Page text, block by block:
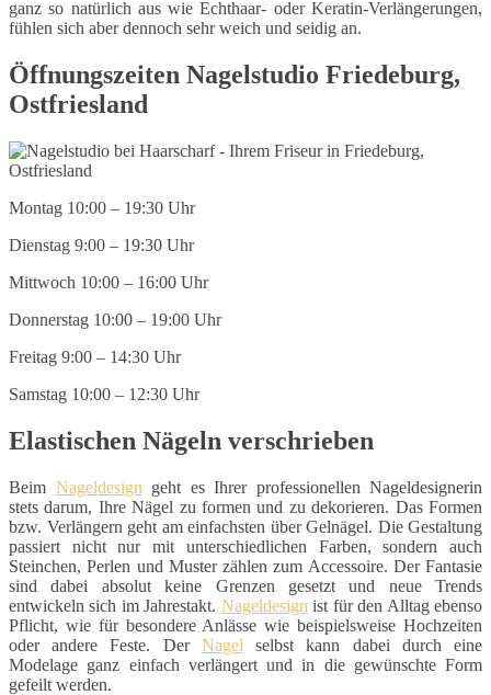
ganz so natürlich aus wie Echthaar- oder Keratin-Verlängerungen,
fühlen sich aber dennoch sehr weich und seidig an.
Öffnungszeiten Nagelstudio Friedeburg,
Ostfriesland
Montag 10:00 – 19:30 Uhr
Dienstag 9:00 – 19:30 Uhr
Mittwoch 10:00 – 16:00 Uhr
Donnerstag 10:00 – 19:00 Uhr
Freitag 9:00 – 14:30 Uhr
Samstag 10:00 – 12:30 Uhr
Elastischen Nägeln verschrieben
Beim Nageldesign geht es Ihrer professionellen Nageldesignerin
stets darum, Ihre Nägel zu formen und zu dekorieren. Das Formen
bzw. Verlängern geht am einfachsten über Gelnägel. Die Gestaltung
passiert nicht nur mit unterschiedlichen Farben, sondern auch
Steinchen, Perlen und Muster zählen zum Accessoire. Der Fantasie
sind dabei absolut keine Grenzen gesetzt und neue Trends
entwickeln sich im Jahrestakt. Nageldesign ist für den Alltag ebenso
Pflicht, wie für besondere Anlässe wie beispielsweise Hochzeiten
oder andere Feste. Der Nagel selbst kann dabei durch eine
Modelage ganz einfach verlängert und in die gewünschte Form
gefeilt werden.